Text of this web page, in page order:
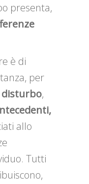
presenta,
è di
per
disturbo,
allo
Tutti